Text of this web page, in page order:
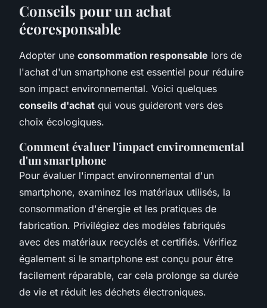
Conseils pour un achat
écoresponsable
Adopter une consommation responsable lors de
l'achat d'un smartphone est essentiel pour réduire
son impact environnemental. Voici quelques
conseils d'achat qui vous guideront vers des
choix écologiques.
Comment évaluer l'impact environnemental
d'un smartphone
Pour évaluer l'impact environnemental d'un
smartphone, examinez les matériaux utilisés, la
consommation d'énergie et les pratiques de
fabrication. Privilégiez des modèles fabriqués
avec des matériaux recyclés et certifiés. Vérifiez
également si le smartphone est conçu pour être
facilement réparable, car cela prolonge sa durée
de vie et réduit les déchets électroniques.